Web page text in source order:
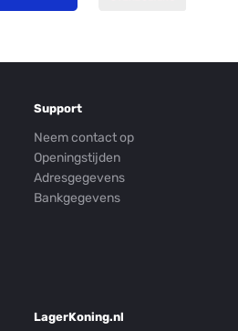
Support
Neem contact op
Openingstijden
Adresgegevens
Bankgegevens
LagerKoning.nl